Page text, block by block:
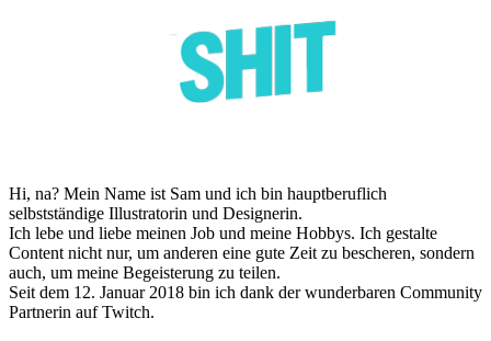
Hi, na? Mein Name ist Sam und ich bin hauptberuflich
selbstständige Illustratorin und Designerin.
Ich lebe und liebe meinen Job und meine Hobbys. Ich gestalte
Content nicht nur, um anderen eine gute Zeit zu bescheren, sondern
auch, um meine Begeisterung zu teilen.
Seit dem 12. Januar 2018 bin ich dank der wunderbaren Community
Partnerin auf Twitch.